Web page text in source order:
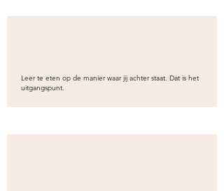
Leer te eten op de manier waar jij achter staat. Dat is het
uitgangspunt.